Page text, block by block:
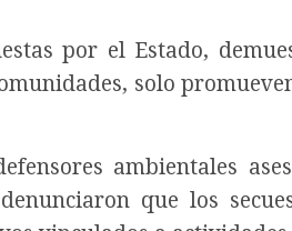
por el Estado,
solo
ambientales
que los